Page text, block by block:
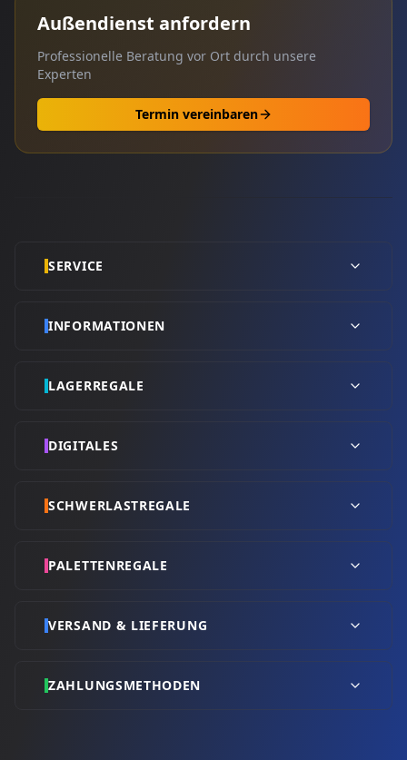
Außendienst anfordern
Professionelle Beratung vor Ort durch unsere
Experten
Termin vereinbaren
SERVICE
INFORMATIONEN
LAGERREGALE
DIGITALES
SCHWERLASTREGALE
PALETTENREGALE
VERSAND & LIEFERUNG
ZAHLUNGSMETHODEN